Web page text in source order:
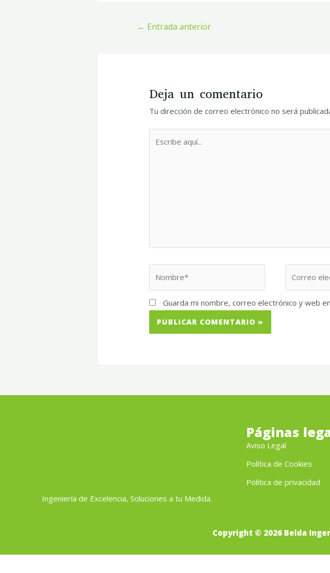
← Entrada anterior
Deja un comentario
Tu dirección de correo electrónico no será
Guarda mi nombre, correo electrónico y web
Ingeniería de Excelencia, Soluciones a tu Medida.
Páginas
Aviso Legal
Política de Cookies
Política de privacidad
Copyright © 2026 Belda